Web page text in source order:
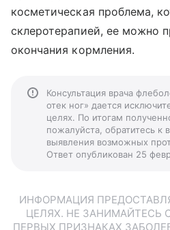
косметическая проблема,
склеротерапией, ее можно
окончания кормления.
Консультация врача
отек ног» дается
целях. По итогам
пожалуйста, обратитесь к
выявления возможных
Ответ опубликован 25
ИНФОРМАЦИЯ
ЦЕЛЯХ. НЕ ЗАНИМАЙТЕСЬ
ПЕРВЫХ ПРИЗНАКАХ